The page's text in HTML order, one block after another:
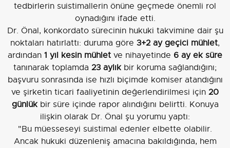
tedbirlerin suistimallerin önüne geçmede önemli rol
oynadığını ifade etti.
Dr. Önal, konkordato sürecinin hukuki takvimine dair şu
noktaları hatırlattı: duruma göre 3+2 ay geçici mühlet,
ardından 1 yıl kesin mühlet ve nihayetinde 6 ay ek süre
tanınarak toplamda 23 aylıkbir koruma sağlandığını;
başvuru sonrasında ise hızlı biçimde komiser atandığını
ve şirketin ticari faaliyetinin değerlendirilmesi için 20
günlükbir süre içinde rapor alındığını belirtti. Konuya
ilişkin olarak Dr. Önal şu yorumu yaptı:
"Bu müesseseyi suistimal edenler elbette olabilir.
Ancak hukuki düzenleniş amacına bakıldığında, hem